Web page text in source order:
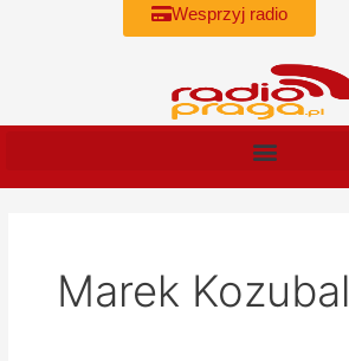
Wesprzyj radio
Marek Kozubal